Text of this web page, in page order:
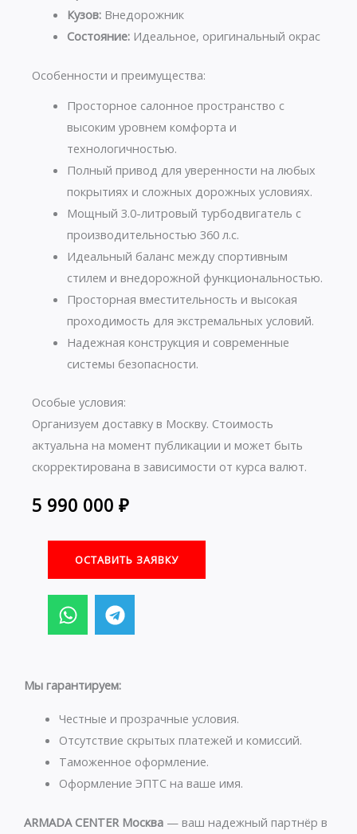
Кузов:Внедорожник
Состояние:Идеальное, оригинальный окрас
Особенности и преимущества:
Просторное салонное пространство с
высоким уровнем комфорта и
технологичностью.
Полный привод для уверенности на любых
покрытиях и сложных дорожных условиях.
Мощный 3.0-литровый турбодвигатель с
производительностью 360 л.с.
Идеальный баланс между спортивным
стилем и внедорожной функциональностью.
Просторная вместительность и высокая
проходимость для экстремальных условий.
Надежная конструкция и современные
системы безопасности.
Особые условия:
Организуем доставку в Москву. Стоимость
актуальна на момент публикации и может быть
скорректирована в зависимости от курса валют.
5 990 000 ₽
ОСТАВИТЬ ЗАЯВКУ
W
h
a
s
p
p
T
e
l
g
a
m
Мы гарантируем:
Честные и прозрачные условия.
Отсутствие скрытых платежей и комиссий.
Таможенное оформление.
Оформление ЭПТС на ваше имя.
ARMADA CENTER Москва — ваш надежный партнёр в